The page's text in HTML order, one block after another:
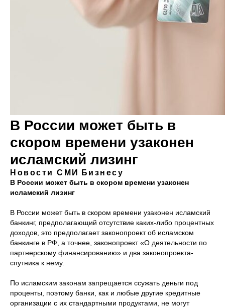
В России может быть в
скором времени узаконен
исламский лизинг
Новости СМИ Бизнесу
В России может быть в скором времени узаконен
исламский лизинг
В России может быть в скором времени узаконен исламский
банкинг, предполагающий отсутствие каких-либо процентных
доходов, это предполагает законопроект об исламском
банкинге в РФ, а точнее, законопроект «О деятельности по
партнерскому финансированию» и два законопроекта-
спутника к нему.
По исламским законам запрещается ссужать деньги под
проценты, поэтому банки, как и любые другие кредитные
организации с их стандартными продуктами, не могут